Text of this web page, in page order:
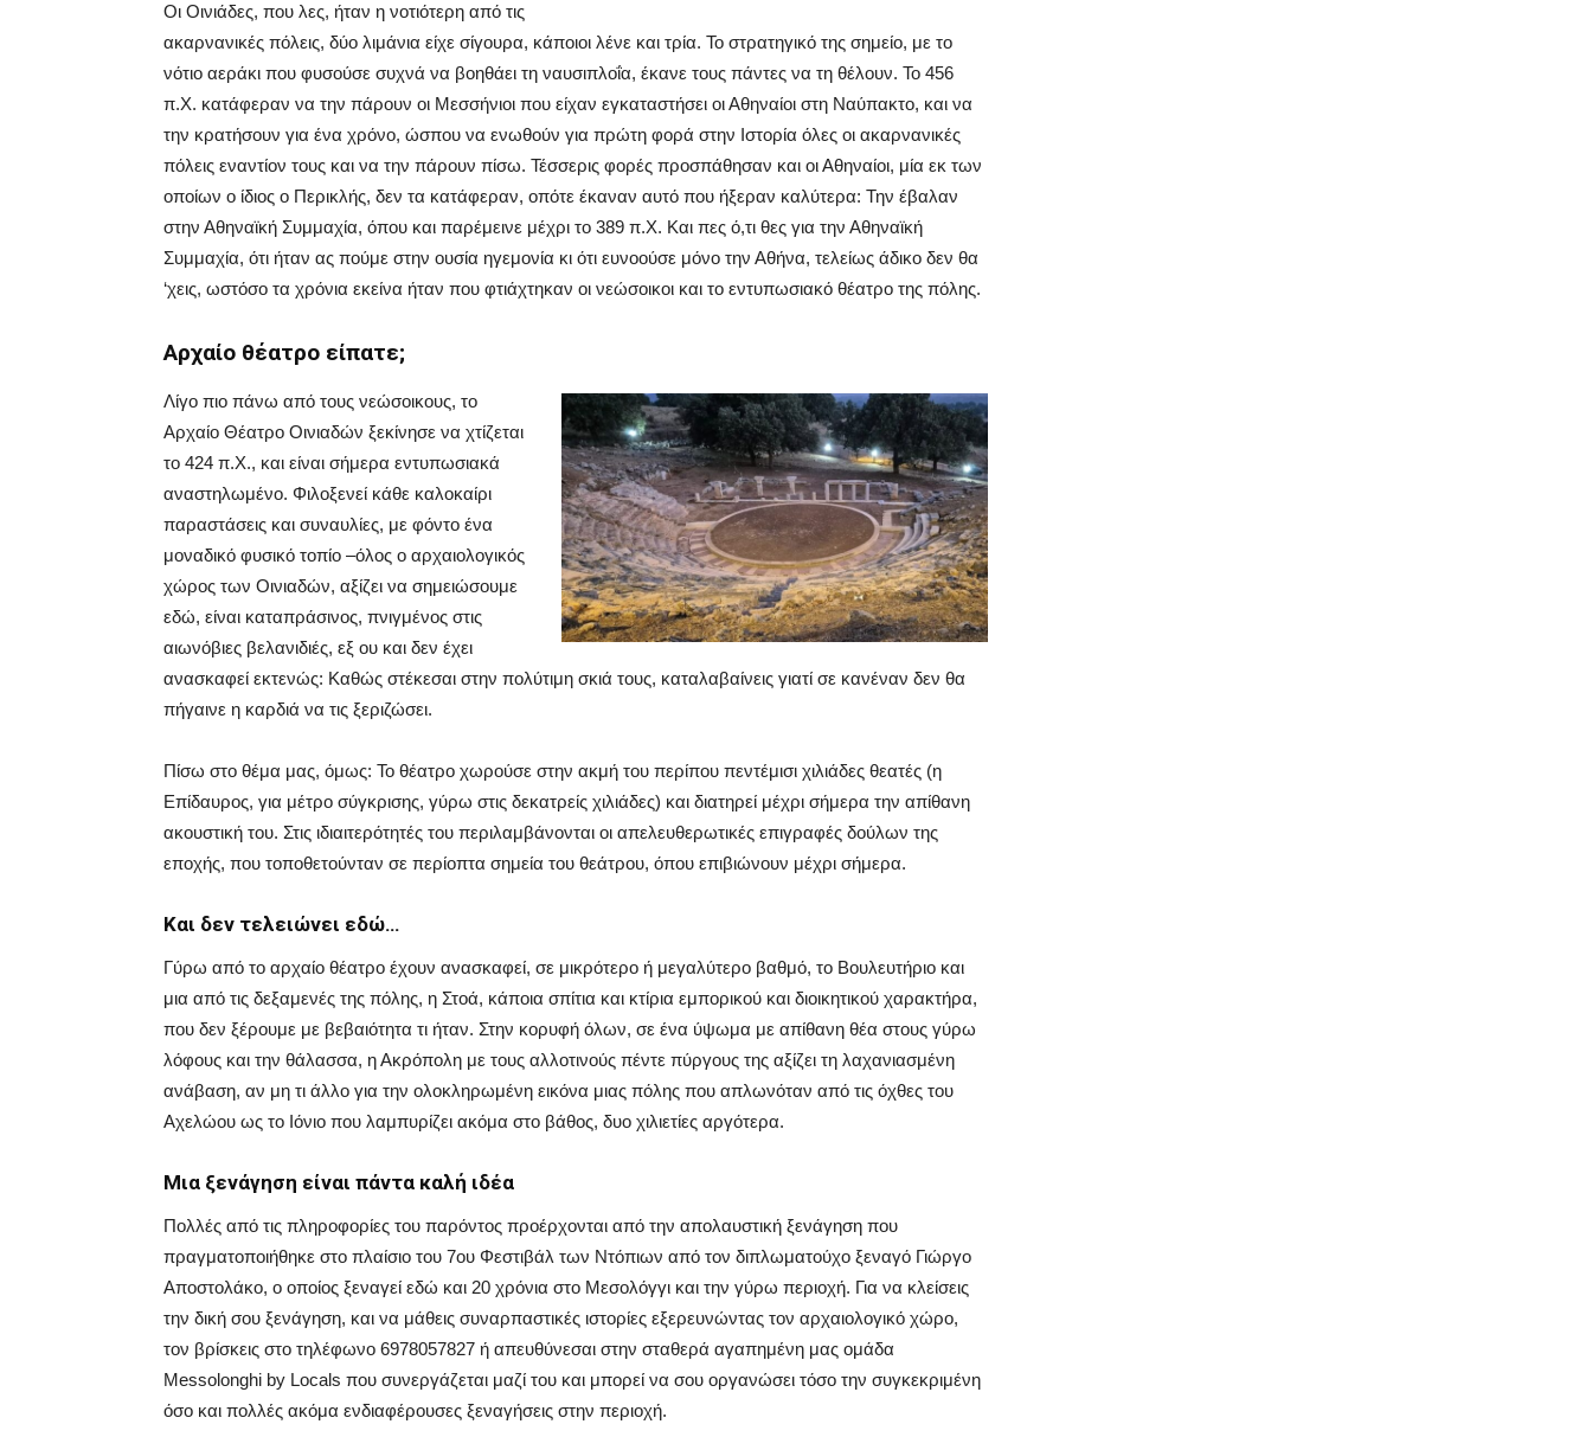
Οι Οινιάδες, που λες, ήταν η νοτιότερη από τις
ακαρνανικές πόλεις, δύο λιμάνια είχε σίγουρα, κάποιοι λένε και τρία. Το στρατηγικό της σημείο, με το
νότιο αεράκι που φυσούσε συχνά να βοηθάει τη ναυσιπλοΐα, έκανε τους πάντες να τη θέλουν. Το 456
π.Χ. κατάφεραν να την πάρουν οι Μεσσήνιοι που είχαν εγκαταστήσει οι Αθηναίοι στη Ναύπακτο, και να
την κρατήσουν για ένα χρόνο, ώσπου να ενωθούν για πρώτη φορά στην Ιστορία όλες οι ακαρνανικές
πόλεις εναντίον τους και να την πάρουν πίσω. Τέσσερις φορές προσπάθησαν και οι Αθηναίοι, μία εκ των
οποίων ο ίδιος ο Περικλής, δεν τα κατάφεραν, οπότε έκαναν αυτό που ήξεραν καλύτερα: Την έβαλαν
στην Αθηναϊκή Συμμαχία, όπου και παρέμεινε μέχρι το 389 π.Χ. Και πες ό,τι θες για την Αθηναϊκή
Συμμαχία, ότι ήταν ας πούμε στην ουσία ηγεμονία κι ότι ευνοούσε μόνο την Αθήνα, τελείως άδικο δεν θα
‘χεις, ωστόσο τα χρόνια εκείνα ήταν που φτιάχτηκαν οι νεώσοικοι και το εντυπωσιακό θέατρο της πόλης.
Αρχαίο θέατρο είπατε;
Λίγο πιο πάνω από τους νεώσοικους, το
Αρχαίο Θέατρο Οινιαδών ξεκίνησε να χτίζεται
το 424 π.Χ., και είναι σήμερα εντυπωσιακά
αναστηλωμένο. Φιλοξενεί κάθε καλοκαίρι
παραστάσεις και συναυλίες, με φόντο ένα
μοναδικό φυσικό τοπίο –όλος ο αρχαιολογικός
χώρος των Οινιαδών, αξίζει να σημειώσουμε
εδώ, είναι καταπράσινος, πνιγμένος στις
αιωνόβιες βελανιδιές, εξ ου και δεν έχει
ανασκαφεί εκτενώς: Καθώς στέκεσαι στην πολύτιμη σκιά τους, καταλαβαίνεις γιατί σε κανέναν δεν θα
πήγαινε η καρδιά να τις ξεριζώσει.
Πίσω στο θέμα μας, όμως: Το θέατρο χωρούσε στην ακμή του περίπου πεντέμισι χιλιάδες θεατές (η
Επίδαυρος, για μέτρο σύγκρισης, γύρω στις δεκατρείς χιλιάδες) και διατηρεί μέχρι σήμερα την απίθανη
ακουστική του. Στις ιδιαιτερότητές του περιλαμβάνονται οι απελευθερωτικές επιγραφές δούλων της
εποχής, που τοποθετούνταν σε περίοπτα σημεία του θεάτρου, όπου επιβιώνουν μέχρι σήμερα.
Και δεν τελειώνει εδώ…
Γύρω από το αρχαίο θέατρο έχουν ανασκαφεί, σε μικρότερο ή μεγαλύτερο βαθμό, το Βουλευτήριο και
μια από τις δεξαμενές της πόλης, η Στοά, κάποια σπίτια και κτίρια εμπορικού και διοικητικού χαρακτήρα,
που δεν ξέρουμε με βεβαιότητα τι ήταν. Στην κορυφή όλων, σε ένα ύψωμα με απίθανη θέα στους γύρω
λόφους και την θάλασσα, η Ακρόπολη με τους αλλοτινούς πέντε πύργους της αξίζει τη λαχανιασμένη
ανάβαση, αν μη τι άλλο για την ολοκληρωμένη εικόνα μιας πόλης που απλωνόταν από τις όχθες του
Αχελώου ως το Ιόνιο που λαμπυρίζει ακόμα στο βάθος, δυο χιλιετίες αργότερα.
Μια ξενάγηση είναι πάντα καλή ιδέα
Πολλές από τις πληροφορίες του παρόντος προέρχονται από την απολαυστική ξενάγηση που
πραγματοποιήθηκε στο πλαίσιο του 7ου Φεστιβάλ των Ντόπιων από τον διπλωματούχο ξεναγό Γιώργο
Αποστολάκο, ο οποίος ξεναγεί εδώ και 20 χρόνια στο Μεσολόγγι και την γύρω περιοχή. Για να κλείσεις
την δική σου ξενάγηση, και να μάθεις συναρπαστικές ιστορίες εξερευνώντας τον αρχαιολογικό χώρο,
τον βρίσκεις στο τηλέφωνο 6978057827 ή απευθύνεσαι στην σταθερά αγαπημένη μας ομάδα
Messolonghi by Locals που συνεργάζεται μαζί του και μπορεί να σου οργανώσει τόσο την συγκεκριμένη
όσο και πολλές ακόμα ενδιαφέρουσες ξεναγήσεις στην περιοχή.